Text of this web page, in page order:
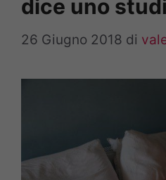
dice uno
26 Giugno 2018 di